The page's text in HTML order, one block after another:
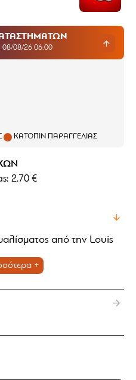
08/26 06:00
ΚΑΤΌΠΙΝ ΠΑΡΑΓΓΕΛΊΑΣ
2.70 €
από την Louis
και γυάλισμα
γυαλίσματος
γυαλίσματος, δίνει